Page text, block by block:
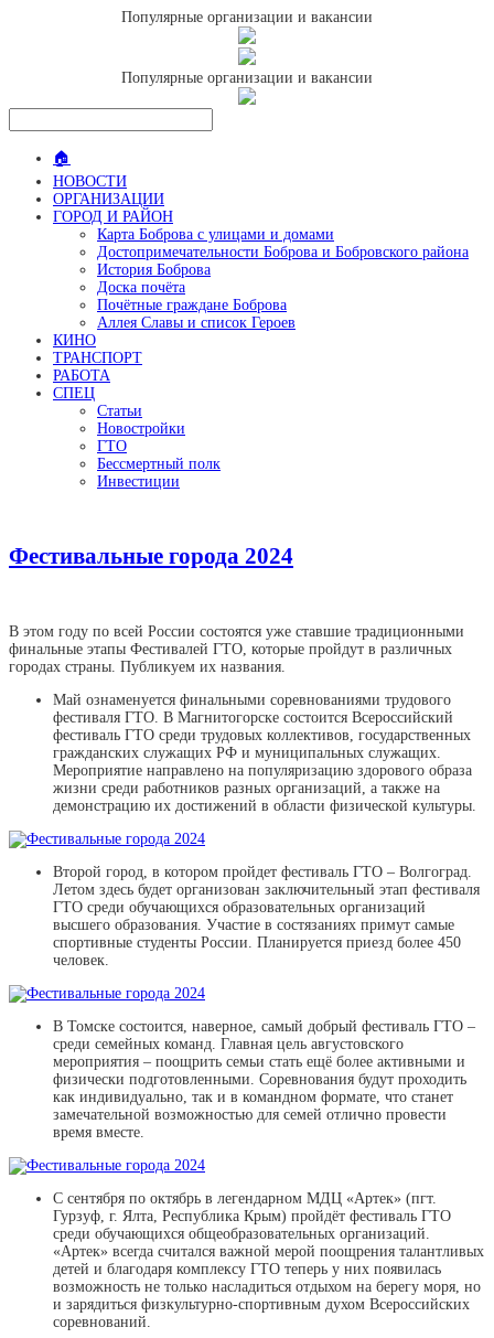
Популярные организации и вакансии
Популярные организации и вакансии
🏠
НОВОСТИ
ОРГАНИЗАЦИИ
ГОРОД И РАЙОН
Карта Боброва с улицами и домами
Достопримечательности Боброва и Бобровского района
История Боброва
Доска почёта
Почётные граждане Боброва
Аллея Славы и список Героев
КИНО
ТРАНСПОРТ
РАБОТА
СПЕЦ
Статьи
Новостройки
ГТО
Бессмертный полк
Инвестиции
Фестивальные города 2024
В этом году по всей России состоятся уже ставшие традиционными
финальные этапы Фестивалей ГТО, которые пройдут в различных
городах страны. Публикуем их названия.
Май ознаменуется финальными соревнованиями трудового
фестиваля ГТО. В Магнитогорске состоится Всероссийский
фестиваль ГТО среди трудовых коллективов, государственных
гражданских служащих РФ и муниципальных служащих.
Мероприятие направлено на популяризацию здорового образа
жизни среди работников разных организаций, а также на
демонстрацию их достижений в области физической культуры.
Второй город, в котором пройдет фестиваль ГТО – Волгоград.
Летом здесь будет организован заключительный этап фестиваля
ГТО среди обучающихся образовательных организаций
высшего образования. Участие в состязаниях примут самые
спортивные студенты России. Планируется приезд более 450
человек.
В Томске состоится, наверное, самый добрый фестиваль ГТО –
среди семейных команд. Главная цель августовского
мероприятия – поощрить семьи стать ещё более активными и
физически подготовленными. Соревнования будут проходить
как индивидуально, так и в командном формате, что станет
замечательной возможностью для семей отлично провести
время вместе.
С сентября по октябрь в легендарном МДЦ «Артек» (пгт.
Гурзуф, г. Ялта, Республика Крым) пройдёт фестиваль ГТО
среди обучающихся общеобразовательных организаций.
«Артек» всегда считался важной мерой поощрения талантливых
детей и благодаря комплексу ГТО теперь у них появилась
возможность не только насладиться отдыхом на берегу моря, но
и зарядиться физкультурно-спортивным духом Всероссийских
соревнований.